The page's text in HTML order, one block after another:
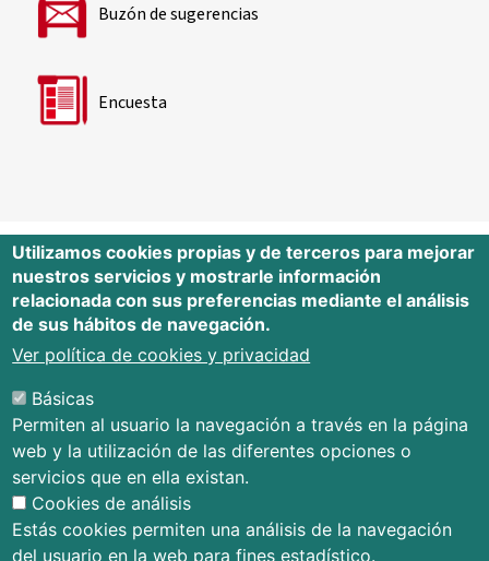
Buzón de sugerencias
Encuesta
Editorial Universidad de Cantabria
Edificio Tres Torres, Torre C, planta –1
Avda. Los Castros s/n - 39005
Tfno.: 942 201 087 - 942 201 291
E-mail:publica@unican.es
Términos y condiciones
Mapa Web
Accesibilidad
Utilizamos cookies propias y de terceros para mejorar
nuestros servicios y mostrarle información
relacionada con sus preferencias mediante el análisis
de sus hábitos de navegación.
Ver política de cookies y privacidad
Básicas
Permiten al usuario la navegación a través en la página
web y la utilización de las diferentes opciones o
servicios que en ella existan.
Cookies de análisis
Estás cookies permiten una análisis de la navegación
del usuario en la web para fines estadístico.